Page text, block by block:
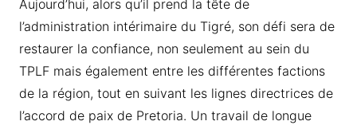
Aujourd’hui, alors qu’il prend la tête de
l’administration intérimaire du Tigré, son défi sera de
restaurer la confiance, non seulement au sein du
TPLF mais également entre les différentes factions
de la région, tout en suivant les lignes directrices de
l’accord de paix de Pretoria. Un travail de longue